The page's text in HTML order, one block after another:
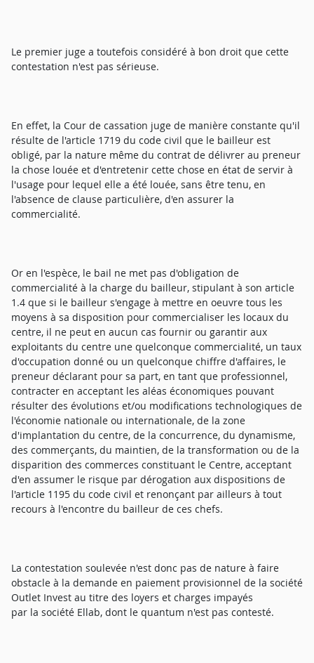
Le premier juge a toutefois considéré à bon droit que cette
contestation n'est pas sérieuse.
En effet, la Cour de cassation juge de manière constante qu'il
résulte de l'article 1719 du code civil que le bailleur est
obligé, par la nature même du contrat de délivrer au preneur
la chose louée et d'entretenir cette chose en état de servir à
l'usage pour lequel elle a été louée, sans être tenu, en
l'absence de clause particulière, d'en assurer la
commercialité.
Or en l'espèce, le bail ne met pas d'obligation de
commercialité à la charge du bailleur, stipulant à son article
1.4 que si le bailleur s'engage à mettre en oeuvre tous les
moyens à sa disposition pour commercialiser les locaux du
centre, il ne peut en aucun cas fournir ou garantir aux
exploitants du centre une quelconque commercialité, un taux
d'occupation donné ou un quelconque chiffre d'affaires, le
preneur déclarant pour sa part, en tant que professionnel,
contracter en acceptant les aléas économiques pouvant
résulter des évolutions et/ou modifications technologiques de
l'économie nationale ou internationale, de la zone
d'implantation du centre, de la concurrence, du dynamisme,
des commerçants, du maintien, de la transformation ou de la
disparition des commerces constituant le Centre, acceptant
d'en assumer le risque par dérogation aux dispositions de
l'article 1195 du code civil et renonçant par ailleurs à tout
recours à l'encontre du bailleur de ces chefs.
La contestation soulevée n'est donc pas de nature à faire
obstacle à la demande en paiement provisionnel de la société
Outlet Invest au titre des loyers et charges impayés
par la société Ellab, dont le quantum n'est pas contesté.